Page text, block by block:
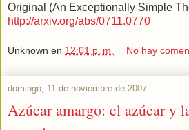
Original (An Exceptionally Simple
http://arxiv.org/abs/0711.0770
Unknown en 12:01 p. m. No hay
domingo, 11 de noviembre de 2007
Azúcar amargo: el azúcar y